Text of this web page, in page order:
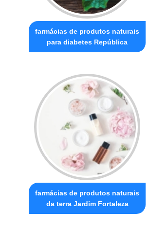
farmácias de produtos naturais
para diabetes República
farmácias de produtos naturais
da terra Jardim Fortaleza